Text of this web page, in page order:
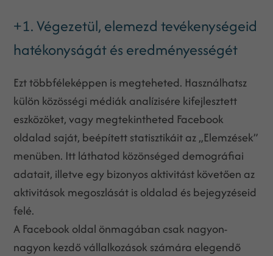
+1. Végezetül, elemezd tevékenységeid
hatékonyságát és eredményességét
Ezt többféleképpen is megteheted. Használhatsz
külön közösségi médiák analízisére kifejlesztett
eszközöket, vagy megtekintheted Facebook
oldalad saját, beépített statisztikáit az „Elemzések”
menüben. Itt láthatod közönséged demográfiai
adatait, illetve egy bizonyos aktivitást követően az
aktivitások megoszlását is oldalad és bejegyzéseid
felé.
A Facebook oldal önmagában csak nagyon-
nagyon kezdő vállalkozások számára elegendő